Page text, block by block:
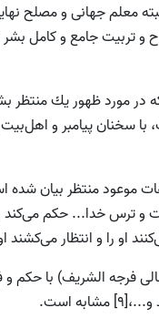
معلم جهانى و مصلح
تعالی فرجه الشریف) است[8] كه براى اصلاح و تربيت جامع و
در مورد ظهور يك منتظر
با سخنان پيامبر و
4، 6، 8، 9 و 10 است كه در مورد صفات موعود منتظر
و ترس خدا... حكم مى‌كند
او را و انتظار مى‌كشند
فرجه الشریف) با حكم
است.